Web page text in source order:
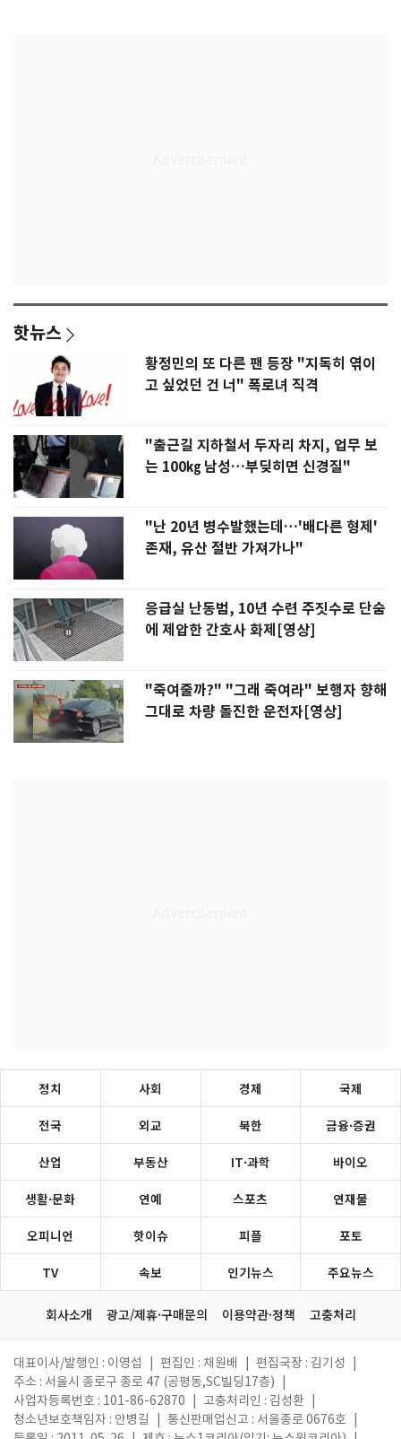
핫뉴스
황정민의 또 다른 팬 등장 "지독히 엮이
고 싶었던 건 너" 폭로녀 직격
"출근길 지하철서 두자리 차지, 업무 보
는 100㎏ 남성…부딪히면 신경질"
"난 20년 병수발했는데…'배다른 형제'
존재, 유산 절반 가져가나"
응급실 난동범, 10년 수련 주짓수로 단숨
에 제압한 간호사 화제[영상]
"죽여줄까?" "그래 죽여라" 보행자 향해
그대로 차량 돌진한 운전자[영상]
정치 사회 경제 국제
전국 외교 북한 금융·증권
산업 부동산 IT·과학 바이오
생활·문화 연예 스포츠 연재물
오피니언 핫이슈 피플 포토
TV 속보 인기뉴스 주요뉴스
회사소개 광고/제휴·구매문의 이용약관·정책 고충처리
대표이사/발행인 : 이영섭 편집인 : 채원배 편집국장 : 김기성
주소 : 서울시 종로구 종로 47 (공평동,SC빌딩17층)
사업자등록번호 : 101-86-62870
고충처리인 : 김성환
청소년보호책임자 : 안병길
통신판매업신고 : 서울종로 0676호